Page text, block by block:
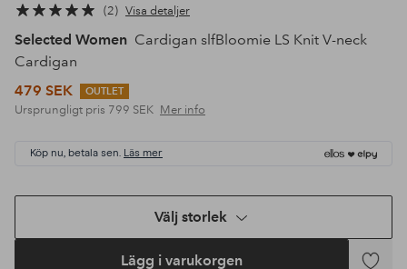
2 Visa detaljer
Selected Women Cardigan slfBloomie LS Knit V-neck
Cardigan
479 SEK
OUTLET
Ursprungligt pris 799 SEK Mer info
Köp nu, betala sen. Läs mer
Välj storlek
Lägg i varukorgen